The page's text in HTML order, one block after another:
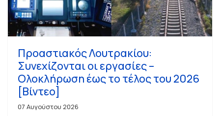
Προαστιακός Λουτρακίου:
Συνεχίζονται οι εργασίες –
Ολοκλήρωση έως το τέλος του 2026
[Βίντεο]
07 Αυγούστου 2026